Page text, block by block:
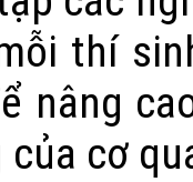
thí
nâng
cơ